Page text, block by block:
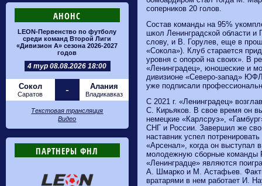
АНОНС
LEON-Первенство по футболу
среди команд Второй Лиги
«Дивизион А» сезона 2026-2027
годов
4 тур 08.08.2026 18:00
Сокол
Саратов - Алания
Владикавказ
Текстовая трансляция
Видео
ПАРТНЕРЫ ФНЛ
соперников 20 голов.
Состав команды на 95%
школ Ленинградской области и
слову, и В. Горулев, еще в
«Сокола»). Клуб старается
уровня с опорой на своих». В
«Ленинградец», юношеские и
дивизионе «Северо-запад»
уже подписали
С 2021 г. «Ленинградец»
С. Кирьяков. В свое время он
немецкие «Карлсруэ»,
СНГ и России. Завершил же
наставник успел
«Арсенал», когда он выступал
молодежную сборные команды
«Ленинградце» являются
А. Шмарко и М. Астафьев.
вратарями в нем работает И.